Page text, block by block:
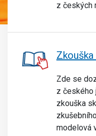
z českých
Zkouška
Zde se
z českého
zkouška
modelová